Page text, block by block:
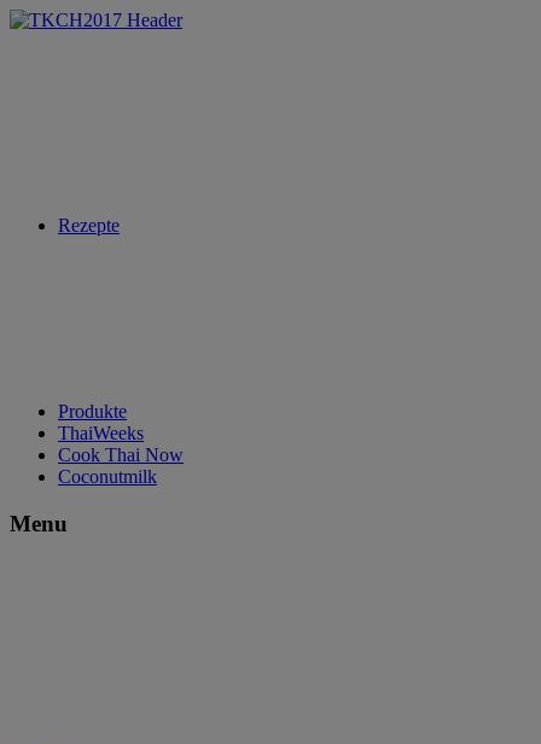
Rezepte
Produkte
ThaiWeeks
Cook Thai Now
Coconutmilk
Menu